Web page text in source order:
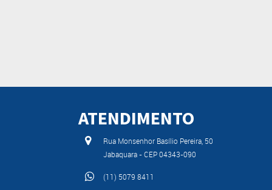
ATENDIMENTO
Rua Monsenhor Basílio Pereira, 50
Jabaquara - CEP 04343-090
(11) 5079 8411